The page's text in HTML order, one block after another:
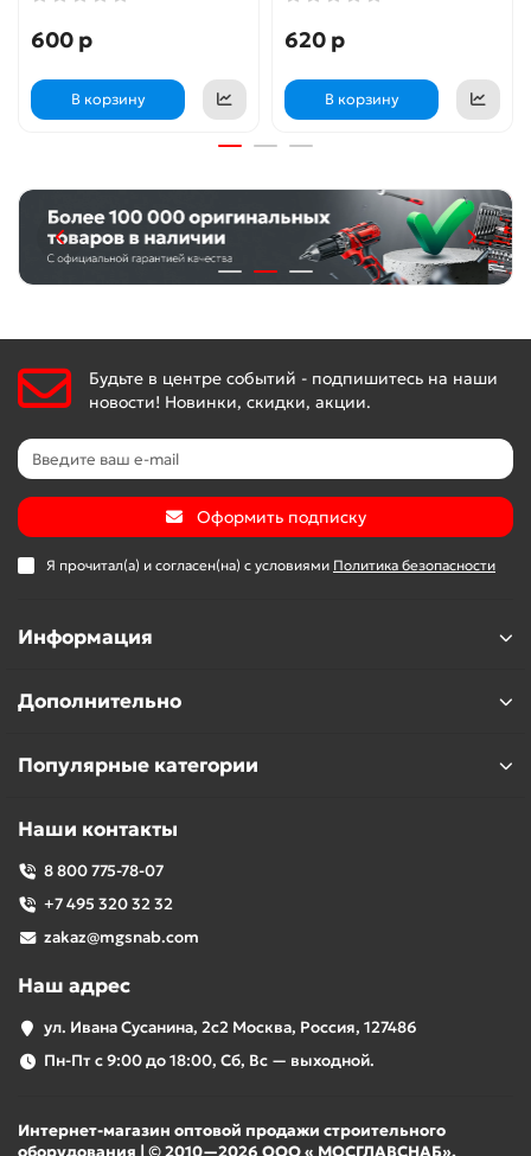
600 р
В корзину
620 р
В корзину
Будьте в центре событий - подпишитесь на наши
новости! Новинки, скидки, акции.
Оформить подписку
Я прочитал(а) и согласен(на) с условиями Политика безопасности
Информация
Дополнительно
Популярные категории
Наши контакты
8 800 775-78-07
+7 495 320 32 32
zakaz@mgsnab.com
Наш адрес
ул. Ивана Сусанина, 2с2 Москва, Россия, 127486
Пн-Пт с 9:00 до 18:00, Сб, Вс — выходной.
Интернет-магазин оптовой продажи строительного
оборудования | © 2010—2026 ООО « МОСГЛАВСНАБ».